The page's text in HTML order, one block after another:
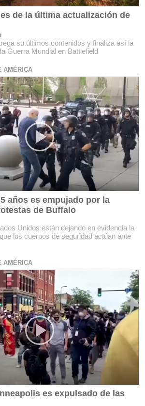
de la última actualización de
su últimos contenidos y finaliza así la
Guerra Mundial en Battlefield
AMÉRICA
años es empujado por la
de Buffalo
Unidos están dejando en evidencia la
los cuerpos de seguridad actúan ante
AMÉRICA
es expulsado de las